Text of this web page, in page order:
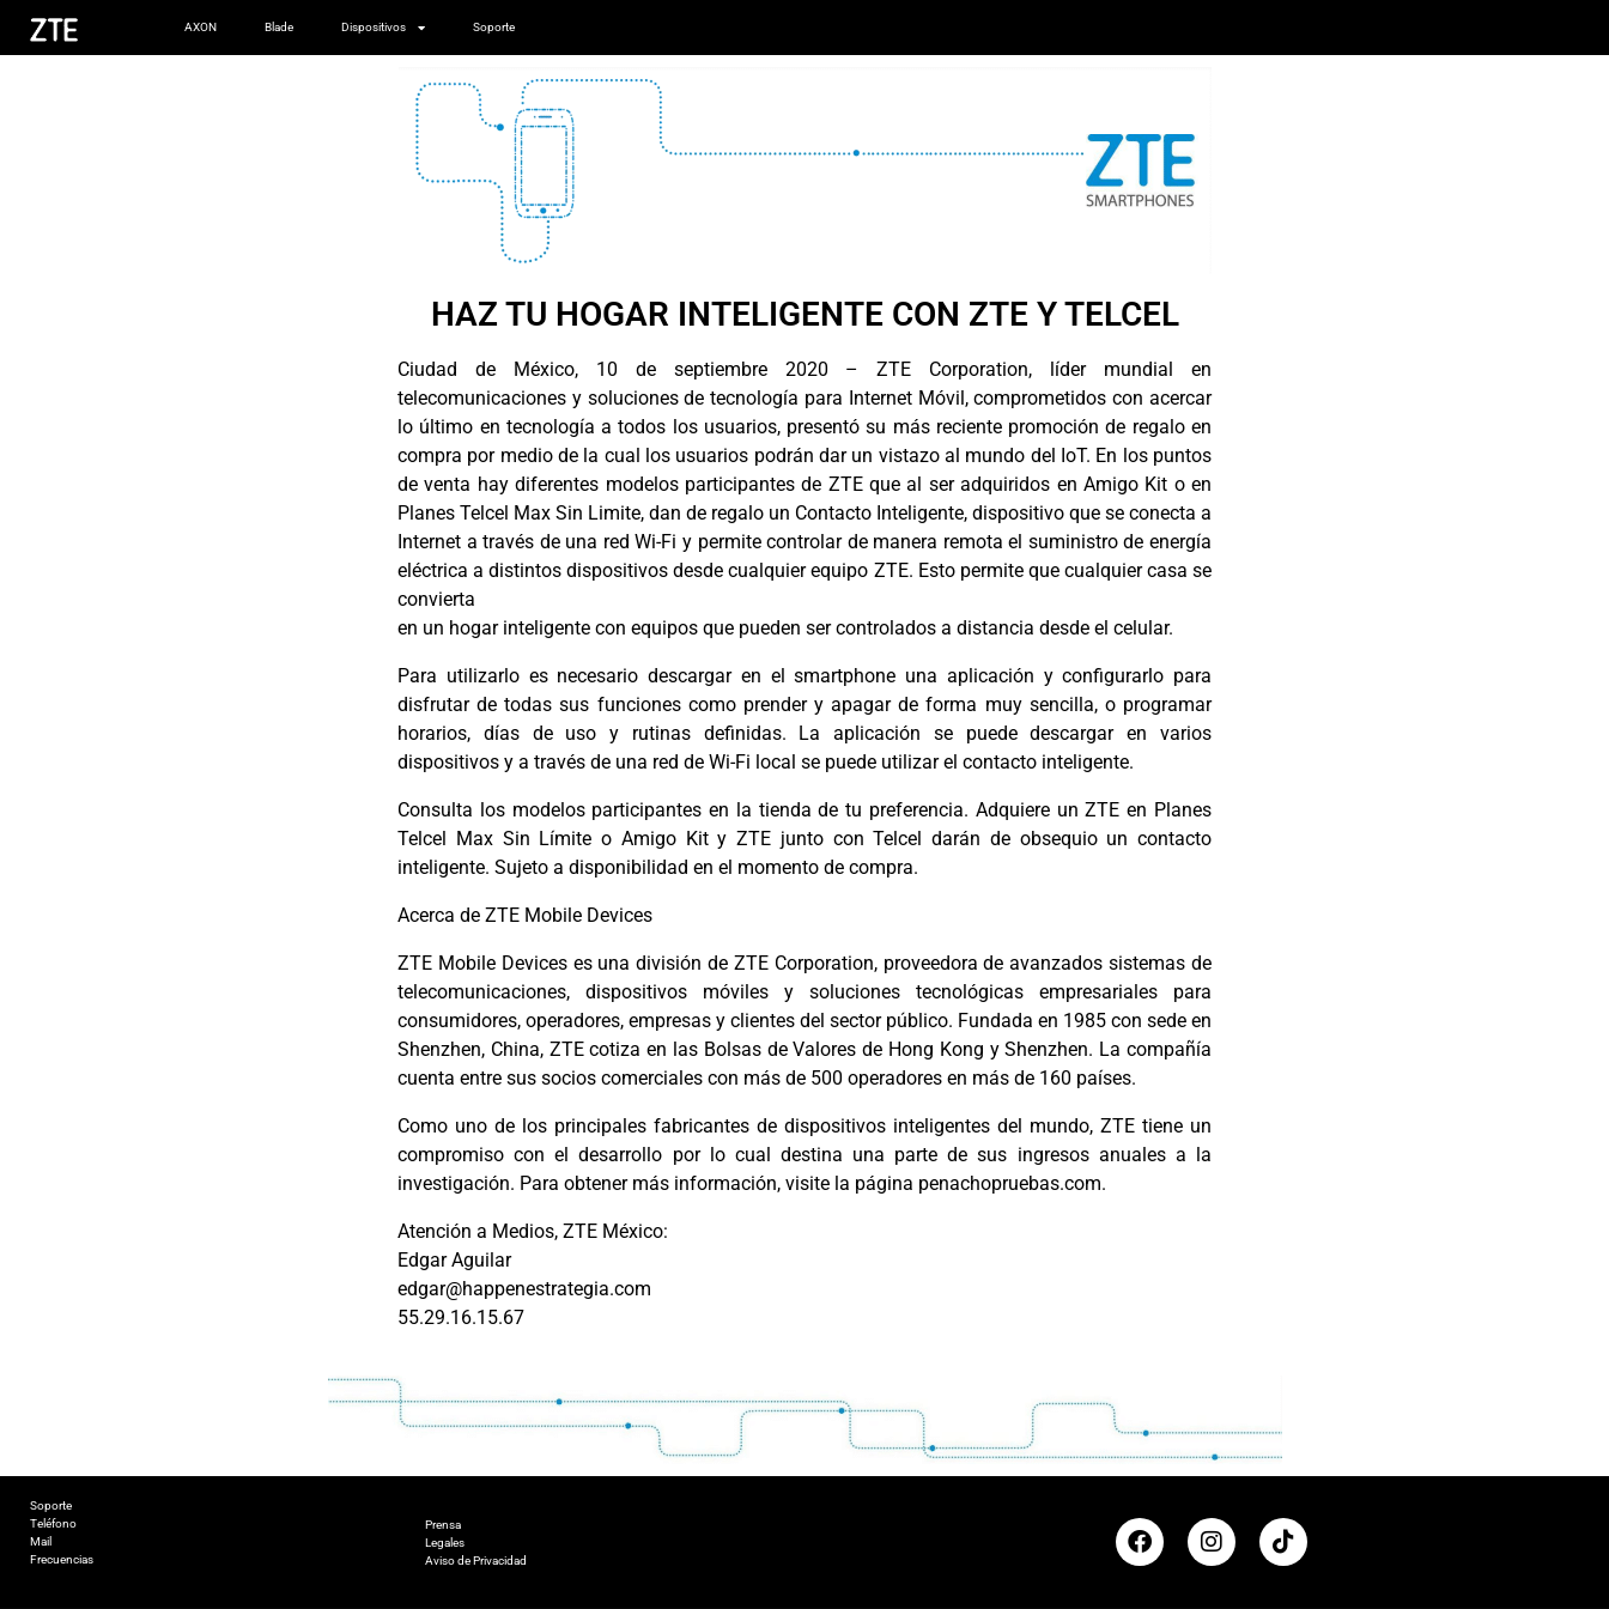
AXON Blade Dispositivos Soporte
HAZ TU HOGAR INTELIGENTE CON ZTE Y TELCEL
Ciudad de México, 10 de septiembre 2020 – ZTE Corporation, líder mundial en
telecomunicaciones y soluciones de tecnología para Internet Móvil, comprometidos con acercar
lo último en tecnología a todos los usuarios, presentó su más reciente promoción de regalo en
compra por medio de la cual los usuarios podrán dar un vistazo al mundo del IoT. En los puntos
de venta hay diferentes modelos participantes de ZTE que al ser adquiridos en Amigo Kit o en
Planes Telcel Max Sin Limite, dan de regalo un Contacto Inteligente, dispositivo que se conecta a
Internet a través de una red Wi-Fi y permite controlar de manera remota el suministro de energía
eléctrica a distintos dispositivos desde cualquier equipo ZTE. Esto permite que cualquier casa se
convierta
en un hogar inteligente con equipos que pueden ser controlados a distancia desde el celular.
Para utilizarlo es necesario descargar en el smartphone una aplicación y configurarlo para
disfrutar de todas sus funciones como prender y apagar de forma muy sencilla, o programar
horarios, días de uso y rutinas definidas. La aplicación se puede descargar en varios
dispositivos y a través de una red de Wi-Fi local se puede utilizar el contacto inteligente.
Consulta los modelos participantes en la tienda de tu preferencia. Adquiere un ZTE en Planes
Telcel Max Sin Límite o Amigo Kit y ZTE junto con Telcel darán de obsequio un contacto
inteligente. Sujeto a disponibilidad en el momento de compra.
Acerca de ZTE Mobile Devices
ZTE Mobile Devices es una división de ZTE Corporation, proveedora de avanzados sistemas de
telecomunicaciones, dispositivos móviles y soluciones tecnológicas empresariales para
consumidores, operadores, empresas y clientes del sector público. Fundada en 1985 con sede en
Shenzhen, China, ZTE cotiza en las Bolsas de Valores de Hong Kong y Shenzhen. La compañía
cuenta entre sus socios comerciales con más de 500 operadores en más de 160 países.
Como uno de los principales fabricantes de dispositivos inteligentes del mundo, ZTE tiene un
compromiso con el desarrollo por lo cual destina una parte de sus ingresos anuales a la
investigación. Para obtener más información, visite la página penachopruebas.com.
Atención a Medios, ZTE México:
Edgar Aguilar
edgar@happenestrategia.com
55.29.16.15.67
Soporte
Teléfono
Mail
Frecuencias
Prensa
Legales
Aviso de Privacidad